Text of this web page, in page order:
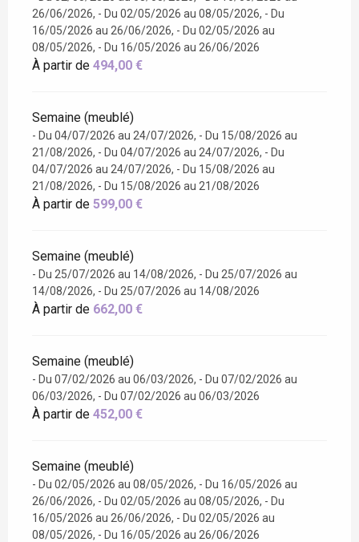
26/06/2026, - Du 02/05/2026 au 08/05/2026, - Du
16/05/2026 au 26/06/2026, - Du 02/05/2026 au
08/05/2026, - Du 16/05/2026 au 26/06/2026
À partir de 494,00 €
Semaine (meublé)
- Du 04/07/2026 au 24/07/2026, - Du 15/08/2026 au
21/08/2026, - Du 04/07/2026 au 24/07/2026, - Du
04/07/2026 au 24/07/2026, - Du 15/08/2026 au
21/08/2026, - Du 15/08/2026 au 21/08/2026
À partir de 599,00 €
Semaine (meublé)
- Du 25/07/2026 au 14/08/2026, - Du 25/07/2026 au
14/08/2026, - Du 25/07/2026 au 14/08/2026
À partir de 662,00 €
Semaine (meublé)
- Du 07/02/2026 au 06/03/2026, - Du 07/02/2026 au
06/03/2026, - Du 07/02/2026 au 06/03/2026
À partir de 452,00 €
Semaine (meublé)
- Du 02/05/2026 au 08/05/2026, - Du 16/05/2026 au
26/06/2026, - Du 02/05/2026 au 08/05/2026, - Du
16/05/2026 au 26/06/2026, - Du 02/05/2026 au
08/05/2026, - Du 16/05/2026 au 26/06/2026